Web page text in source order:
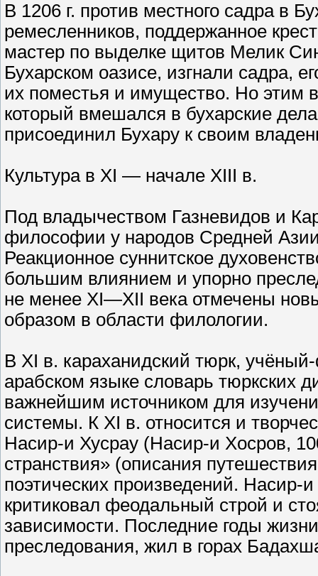
В 1206 г. против местного садра в
ремесленников, поддержанное
мастер по выделке щитов Мелик
Бухарском оазисе, изгнали садра,
их поместья и имущество. Но этим
который вмешался в бухарские
присоединил Бухару к своим
Культура в XI — начале XIII в.
Под владычеством Газневидов и
философии у народов Средней
Реакционное суннитское
большим влиянием и упорно
не менее XI—XII века отмечены
образом в области филологии.
В XI в. караханидский тюрк,
арабском языке словарь тюркских
важнейшим источником для
системы. К XI в. относится и
Насир-и Хусрау (Насир-и Хосров,
странствия» (описания
поэтических произведений. Насир-
критиковал феодальный строй и
зависимости. Последние годы
преследования, жил в горах